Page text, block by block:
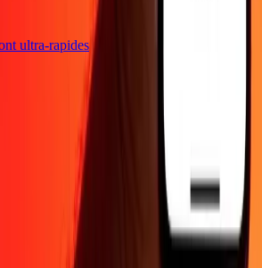
ultra-rapides
Blog
Envoyer de l'argent en
Entreprise Devenir agent
Devenir affilié
Politique de confidentialité
Avis sur les cookies
Promotion Prévention de la fraude